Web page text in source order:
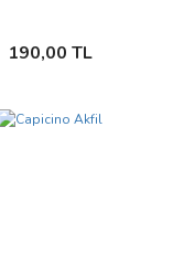
190,00 TL
Sepete Ekle